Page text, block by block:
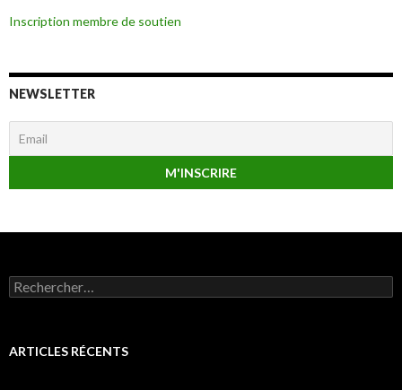
Inscription membre de soutien
NEWSLETTER
Rechercher :
ARTICLES RÉCENTS